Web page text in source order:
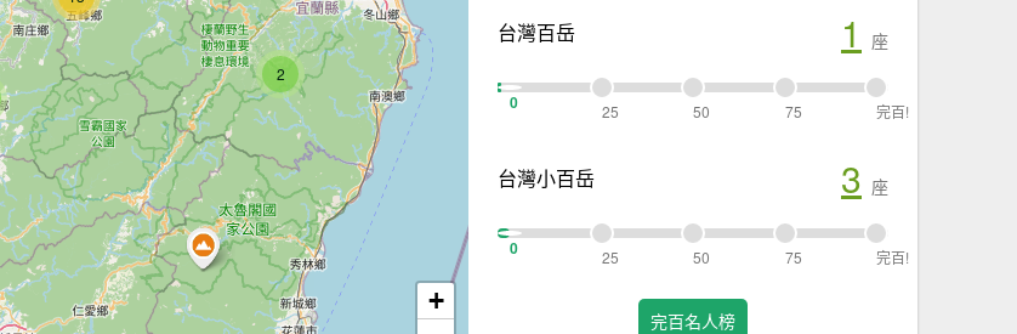
2
+
台灣百岳 1 座
0 25 50 75 完百!
台灣小百岳 3 座
0 25 50 75 完百!
完百名人榜